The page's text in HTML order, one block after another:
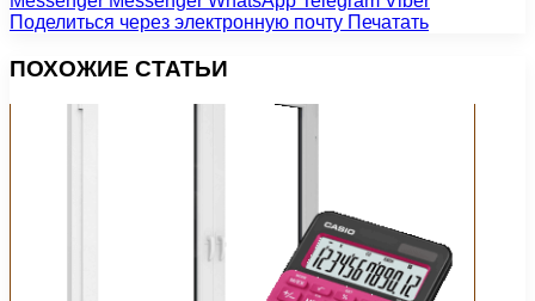
Поделиться через электронную почту Печатать
ПОХОЖИЕ СТАТЬИ